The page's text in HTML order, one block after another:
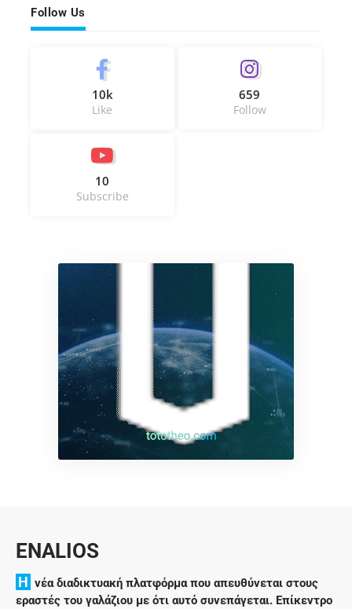
Follow Us
10k
Like
659
Follow
10
Subscribe
ENALIOS
H νέα διαδικτυακή πλατφόρμα που απευθύνεται στους
εραστές του γαλάζιου με ότι αυτό συνεπάγεται. Επίκεντρο